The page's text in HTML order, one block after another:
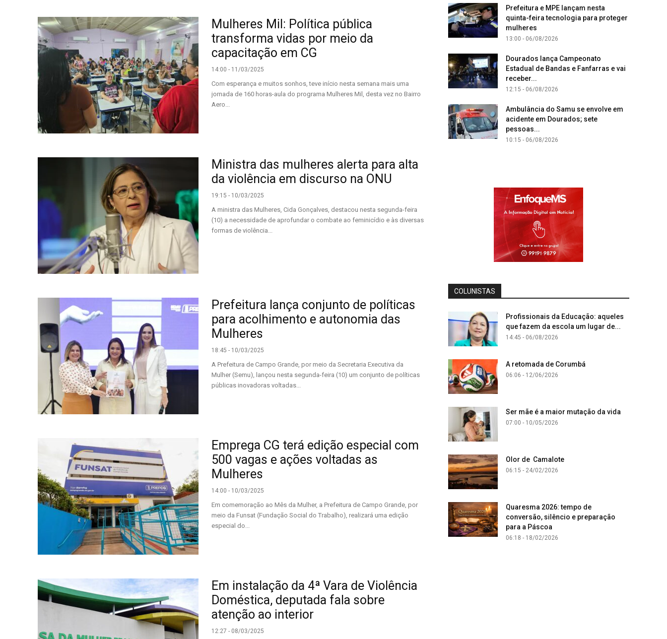
Mulheres Mil: Política pública
transforma vidas por meio da
capacitação em CG
14:00 - 11/03/2025
Com esperança e muitos sonhos, teve início nesta semana mais uma
jornada de 160 horas-aula do programa Mulheres Mil, desta vez no Bairro
Aero...
Ministra das mulheres alerta para alta
da violência em discurso na ONU
19:15 - 10/03/2025
A ministra das Mulheres, Cida Gonçalves, destacou nesta segunda-feira
(10) a necessidade de aprofundar o combate ao feminicídio e às diversas
formas de violência...
Prefeitura lança conjunto de políticas
para acolhimento e autonomia das
Mulheres
18:45 - 10/03/2025
A Prefeitura de Campo Grande, por meio da Secretaria Executiva da
Mulher (Semu), lançou nesta segunda-feira (10) um conjunto de políticas
públicas inovadoras voltadas...
Emprega CG terá edição especial com
500 vagas e ações voltadas as
Mulheres
14:00 - 10/03/2025
Em comemoração ao Mês da Mulher, a Prefeitura de Campo Grande, por
meio da Funsat (Fundação Social do Trabalho), realizará uma edição
especial do...
Em instalação da 4ª Vara de Violência
Doméstica, deputada fala sobre
atenção ao interior
12:27 - 08/03/2025
Prefeitura e MPE lançam nesta
quinta-feira tecnologia para proteger
mulheres
13:00 - 06/08/2026
Dourados lança Campeonato
Estadual de Bandas e Fanfarras e vai
receber...
12:15 - 06/08/2026
Ambulância do Samu se envolve em
acidente em Dourados; sete
pessoas...
10:15 - 06/08/2026
COLUNISTAS
Profissionais da Educação: aqueles
que fazem da escola um lugar de...
14:45 - 06/08/2026
A retomada de Corumbá
06:06 - 12/06/2026
Ser mãe é a maior mutação da vida
07:00 - 10/05/2026
Olor de Camalote
06:15 - 24/02/2026
Quaresma 2026: tempo de
conversão, silêncio e preparação
para a Páscoa
06:18 - 18/02/2026